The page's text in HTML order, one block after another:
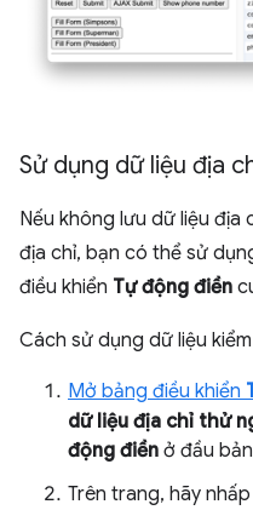
Sử dụng dữ liệu địa
Nếu không lưu dữ liệu địa
địa chỉ, bạn có thể sử
điều khiển Tự động điền
Cách sử dụng dữ liệu
Mở bảng điều khiển
dữ liệu địa chỉ thử
động điền ở đầu
Trên trang, hãy